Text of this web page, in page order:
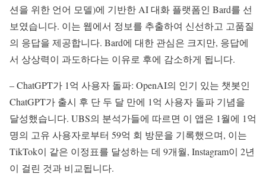
션을 위한 언어 모델)에 기반한 AI 대화 플랫폼인 Bard를 선
보였습니다. 이는 웹에서 정보를 추출하여 신선하고 고품질
의 응답을 제공합니다. Bard에 대한 관심은 크지만, 응답에
서 상상력이 과도하다는 이유로 후에 감소하게 됩니다.
– ChatGPT가 1억 사용자 돌파: OpenAI의 인기 있는 챗봇인
ChatGPT가 출시 후 단 두 달 만에 1억 사용자 돌파 기념을
달성했습니다. UBS의 분석가들에 따르면 이 앱은 1월에 1억
명의 고유 사용자로부터 59억 회 방문을 기록했으며, 이는
TikTok이 같은 이정표를 달성하는 데 9개월, Instagram이 2년
이 걸린 것과 비교됩니다.